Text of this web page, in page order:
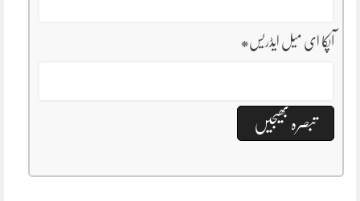
آپکا ای میل ایڈریس*